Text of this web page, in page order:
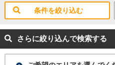
条件を絞り込む
さらに絞り込んで検索する